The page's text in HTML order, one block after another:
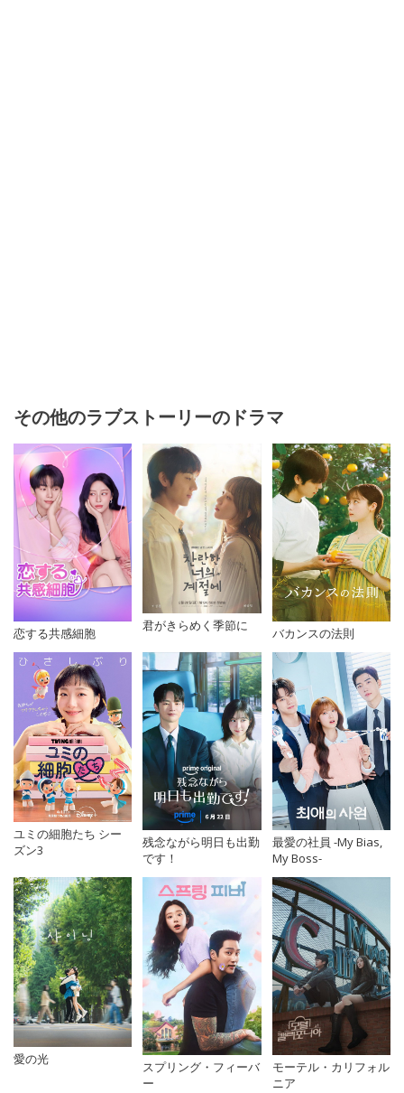
その他のラブストーリーのドラマ
恋する共感細胞
君がきらめく季節に
バカンスの法則
ユミの細胞たち シー
ズン3
残念ながら明日も出勤
です！
最愛の社員 -My Bias,
My Boss-
愛の光
スプリング・フィーバ
ー
モーテル・カリフォル
ニア